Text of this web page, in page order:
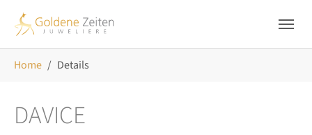
Home Details
DAVICE